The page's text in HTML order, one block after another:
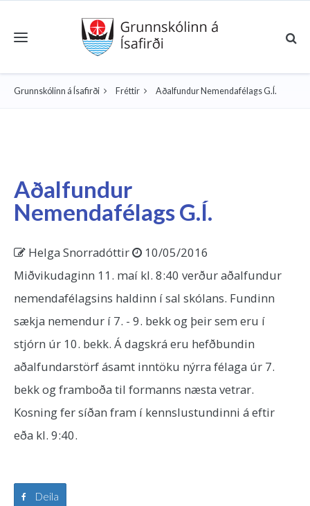
Toggle navigation
Grunnskólinn á Ísafirði Fréttir Aðalfundur Nemendafélags G.Í.
Aðalfundur
Nemendafélags G.Í.
Helga Snorradóttir
10/05/2016
Miðvikudaginn 11. maí kl. 8:40 verður aðalfundur
nemendafélagsins haldinn í sal skólans. Fundinn
sækja nemendur í 7. - 9. bekk og þeir sem eru í
stjórn úr 10. bekk. Á dagskrá eru hefðbundin
aðalfundarstörf ásamt inntöku nýrra félaga úr 7.
bekk og framboða til formanns næsta vetrar.
Kosning fer síðan fram í kennslustundinni á eftir
eða kl. 9:40.
Deila